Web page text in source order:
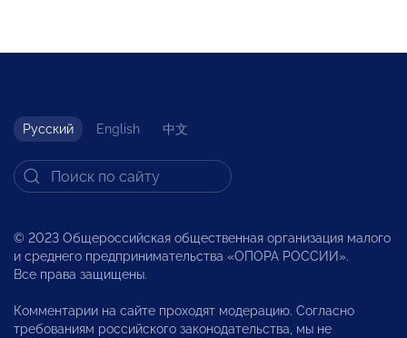
Русский English 中文
© 2023 Общероссийская общественная организация малого
и среднего предпринимательства «ОПОРА РОССИИ».
Все права защищены.
Комментарии на сайте проходят модерацию. Согласно
требованиям российского законодательства, мы не